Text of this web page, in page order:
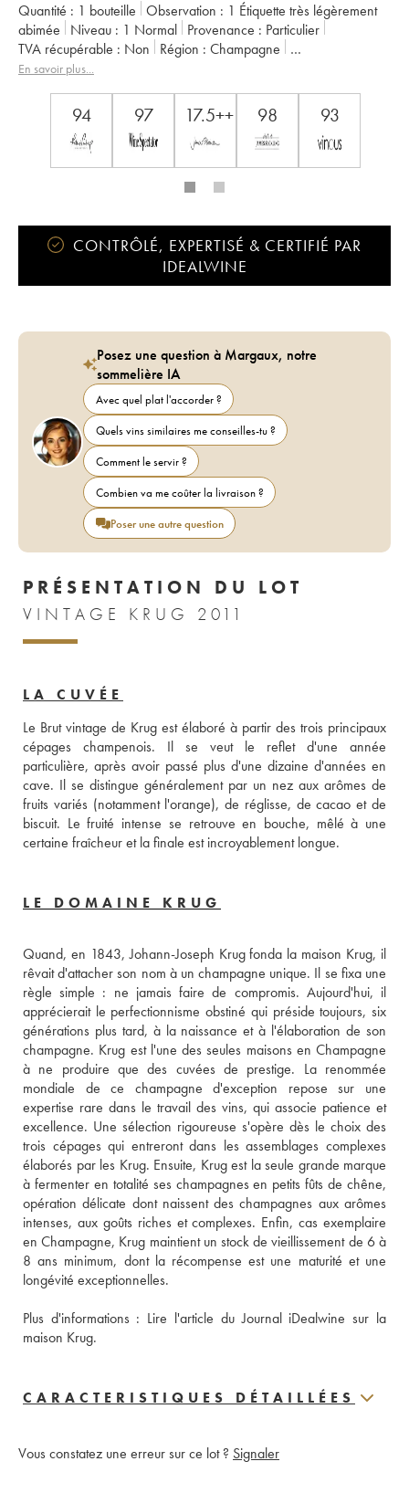
Quantité : 1 bouteille Observation : 1 Étiquette très légèrement
abimée
Niveau : 1 Normal Provenance : particulier
TVA récupérable :
non Région :
Champagne
Appellation :
En savoir plus...
94 97 17.5++ 98 93
CONTRÔLÉ, EXPERTISÉ & CERTIFIÉ PAR
IDEALWINE
Posez une question à Margaux, notre
sommelière IA
Avec quel plat l'accorder ?
Quels vins similaires me conseilles-tu ?
Comment le servir ?
Combien va me coûter la livraison ?
Poser une autre question
PRÉSENTATION DU LOT
VINTAGE KRUG 2011
LA CUVÉE
Le Brut vintage de Krug est élaboré à partir des trois principaux
cépages champenois. Il se veut le reflet d'une année
particulière, après avoir passé plus d'une dizaine d'années en
cave. Il se distingue généralement par un nez aux arômes de
fruits variés (notamment l'orange), de réglisse, de cacao et de
biscuit. Le fruité intense se retrouve en bouche, mêlé à une
certaine fraîcheur et la finale est incroyablement longue.
LE DOMAINE KRUG
Quand, en 1843, Johann-Joseph Krug fonda la maison Krug, il
rêvait d'attacher son nom à un champagne unique. Il se fixa une
règle simple : ne jamais faire de compromis. Aujourd'hui, il
apprécierait le perfectionnisme obstiné qui préside toujours, six
générations plus tard, à la naissance et à l'élaboration de son
champagne. Krug est l'une des seules maisons en Champagne
à ne produire que des cuvées de prestige. La renommée
mondiale de ce champagne d'exception repose sur une
expertise rare dans le travail des vins, qui associe patience et
excellence. Une sélection rigoureuse s'opère dès le choix des
trois cépages qui entreront dans les assemblages complexes
élaborés par les Krug. Ensuite, Krug est la seule grande marque
à fermenter en totalité ses champagnes en petits fûts de chêne,
opération délicate dont naissent des champagnes aux arômes
intenses, aux goûts riches et complexes. Enfin, cas exemplaire
en Champagne, Krug maintient un stock de vieillissement de 6 à
8 ans minimum, dont la récompense est une maturité et une
longévité exceptionnelles.
Plus d'informations : Lire l'article du Journal iDealwine sur la
maison Krug.
CARACTERISTIQUES DÉTAILLÉES
Vous constatez une erreur sur ce lot ? Signaler